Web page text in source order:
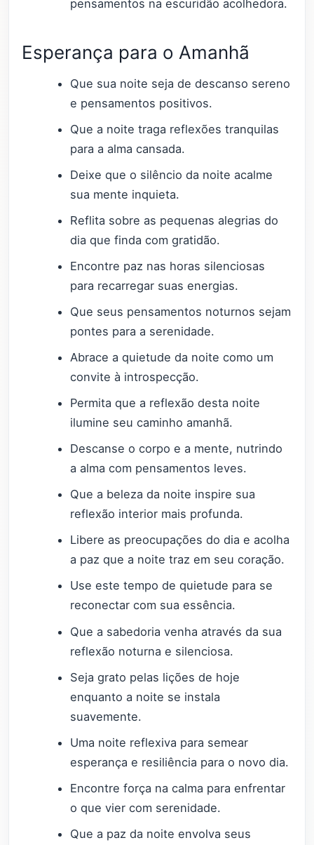
pensamentos na escuridão acolhedora.
Esperança para o Amanhã
Que sua noite seja de descanso sereno
e pensamentos positivos.
Que a noite traga reflexões tranquilas
para a alma cansada.
Deixe que o silêncio da noite acalme
sua mente inquieta.
Reflita sobre as pequenas alegrias do
dia que finda com gratidão.
Encontre paz nas horas silenciosas
para recarregar suas energias.
Que seus pensamentos noturnos sejam
pontes para a serenidade.
Abrace a quietude da noite como um
convite à introspecção.
Permita que a reflexão desta noite
ilumine seu caminho amanhã.
Descanse o corpo e a mente, nutrindo
a alma com pensamentos leves.
Que a beleza da noite inspire sua
reflexão interior mais profunda.
Libere as preocupações do dia e acolha
a paz que a noite traz em seu coração.
Use este tempo de quietude para se
reconectar com sua essência.
Que a sabedoria venha através da sua
reflexão noturna e silenciosa.
Seja grato pelas lições de hoje
enquanto a noite se instala
suavemente.
Uma noite reflexiva para semear
esperança e resiliência para o novo dia.
Encontre força na calma para enfrentar
o que vier com serenidade.
Que a paz da noite envolva seus